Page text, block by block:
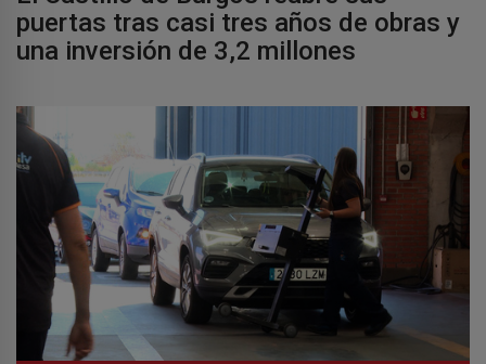
puertas tras casi tres años de obras y
una inversión de 3,2 millones